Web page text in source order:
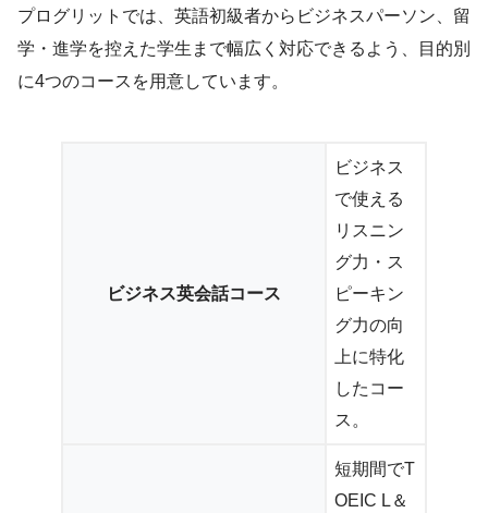
プログリットでは、英語初級者からビジネスパーソン、留
学・進学を控えた学生まで幅広く対応できるよう、目的別
に4つのコースを用意しています。
ビジネス英会話コース
ビジネス
で使える
リスニン
グ力・ス
ピーキン
グ力の向
上に特化
したコー
ス。
短期間でT
OEIC L＆